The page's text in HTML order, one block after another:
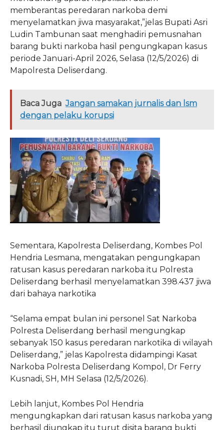
memberantas peredaran narkoba demi
menyelamatkan jiwa masyarakat,”jelas Bupati Asri
Ludin Tambunan saat menghadiri pemusnahan
barang bukti narkoba hasil pengungkapan kasus
periode Januari-April 2026, Selasa (12/5/2026) di
Mapolresta Deliserdang.
Baca Juga Jangan samakan jurnalis dan lsm
dengan pelaku korupsi
Sementara, Kapolresta Deliserdang, Kombes Pol
Hendria Lesmana, mengatakan pengungkapan
ratusan kasus peredaran narkoba itu Polresta
Deliserdang berhasil menyelamatkan 398.437 jiwa
dari bahaya narkotika
“Selama empat bulan ini personel Sat Narkoba
Polresta Deliserdang berhasil mengungkap
sebanyak 150 kasus peredaran narkotika di wilayah
Deliserdang,” jelas Kapolresta didampingi Kasat
Narkoba Polresta Deliserdang Kompol, Dr Ferry
Kusnadi, SH, MH Selasa (12/5/2026).
Lebih lanjut, Kombes Pol Hendria
mengungkapkan dari ratusan kasus narkoba yang
berhasil diungkap itu turut disita barang bukti